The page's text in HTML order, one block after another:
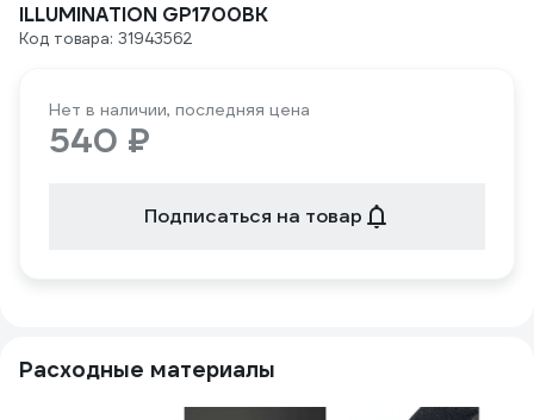
ILLUMINATION GP1700BK
Код товара: 31943562
Нет в наличии, последняя цена
540 ₽
Подписаться на товар
Расходные материалы